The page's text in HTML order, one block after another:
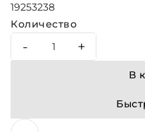
19253238
Количество
- +
В